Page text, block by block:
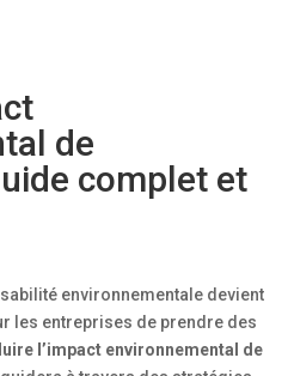
de
complet et
environnementale devient
les entreprises de prendre des
l’impact environnemental de